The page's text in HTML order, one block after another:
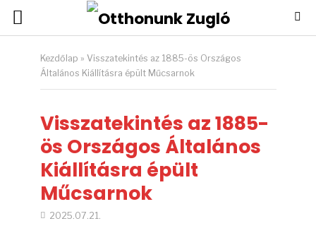
Kezdőlap » Visszatekintés az 1885-ös Országos
Általános Kiállításra épült Műcsarnok
Visszatekintés az 1885-
ös Országos Általános
Kiállításra épült
Műcsarnok
2025.07.21.